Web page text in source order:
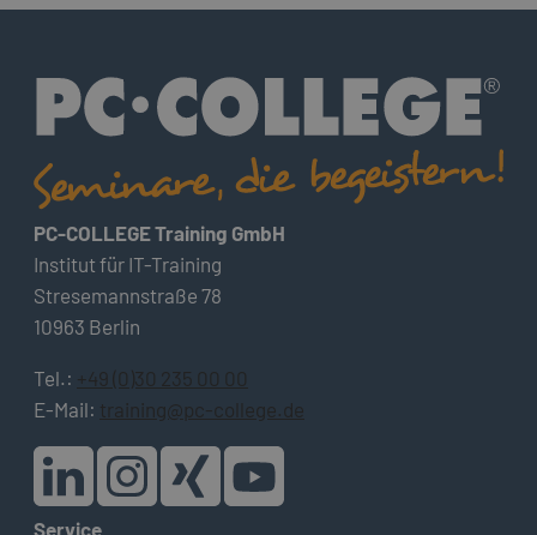
PC-COLLEGE Training GmbH
Institut für IT-Training
Stresemannstraße 78
10963 Berlin
Tel.: +49 (0)30 235 00 00
E-Mail: training@pc-college.de
Service